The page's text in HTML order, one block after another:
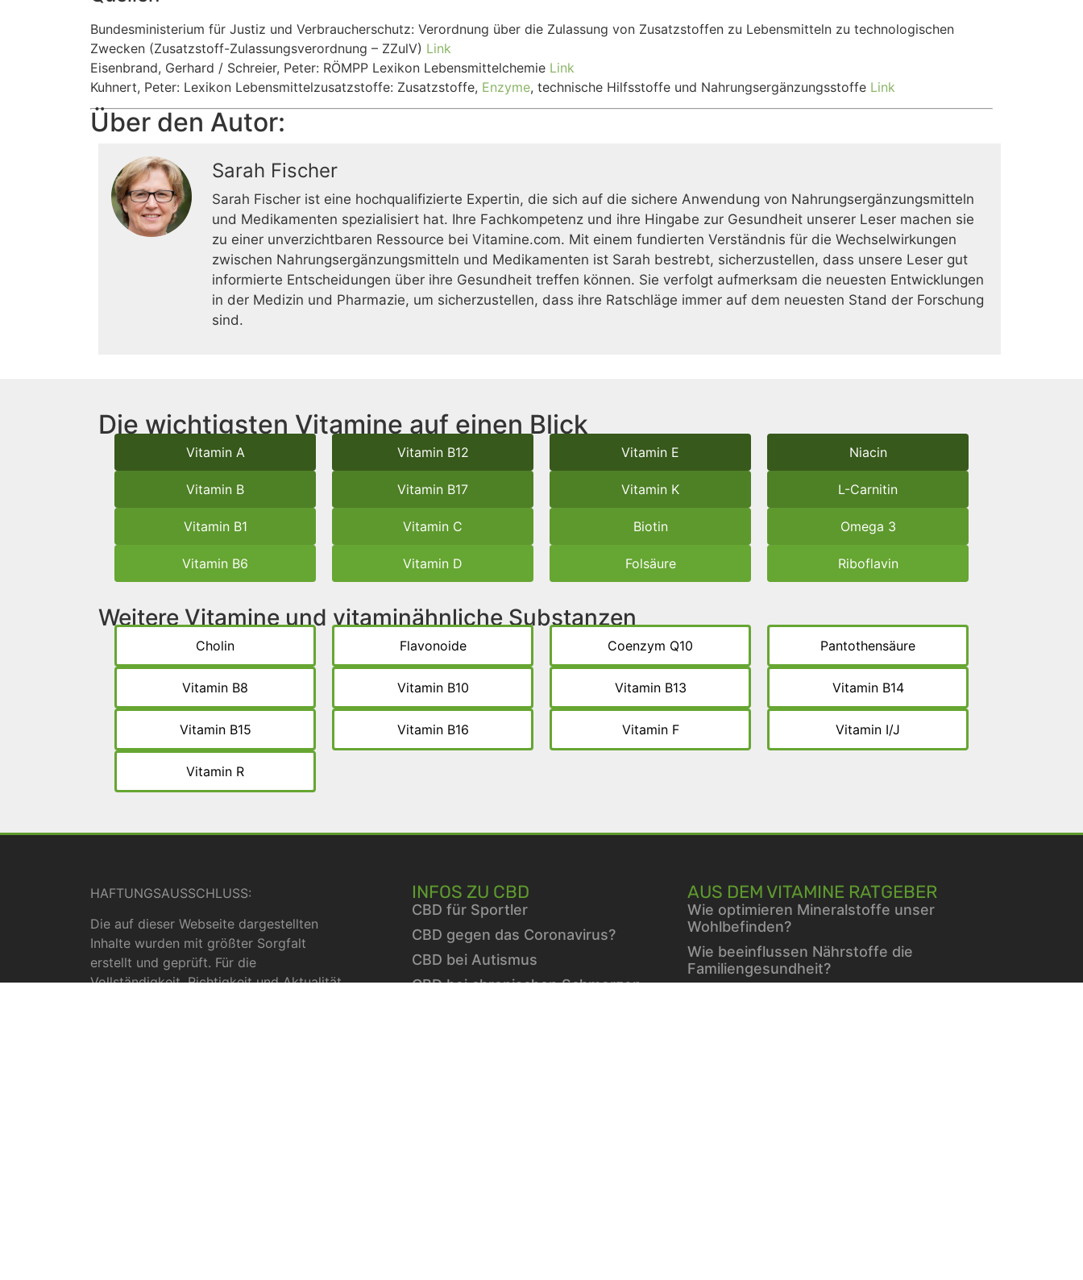
Bundesministerium für Justiz und Verbraucherschutz: Verordnung über die Zulassung von Zusatzstoffen zu Lebensmitteln zu technologischen
Zwecken (Zusatzstoff-Zulassungsverordnung – ZZulV) Link
Eisenbrand, Gerhard / Schreier, Peter: RÖMPP Lexikon Lebensmittelchemie Link
Kuhnert, Peter: Lexikon Lebensmittelzusatzstoffe: Zusatzstoffe, Enzyme, technische Hilfsstoffe und Nahrungsergänzungsstoffe Link
Über den Autor:
Sarah Fischer
Sarah Fischer ist eine hochqualifizierte Expertin, die sich auf die sichere Anwendung von Nahrungsergänzungsmitteln
und Medikamenten spezialisiert hat. Ihre Fachkompetenz und ihre Hingabe zur Gesundheit unserer Leser machen sie
zu einer unverzichtbaren Ressource bei Vitamine.com. Mit einem fundierten Verständnis für die Wechselwirkungen
zwischen Nahrungsergänzungsmitteln und Medikamenten ist Sarah bestrebt, sicherzustellen, dass unsere Leser gut
informierte Entscheidungen über ihre Gesundheit treffen können. Sie verfolgt aufmerksam die neuesten Entwicklungen
in der Medizin und Pharmazie, um sicherzustellen, dass ihre Ratschläge immer auf dem neuesten Stand der Forschung
sind.
Die wichtigsten Vitamine auf einen Blick
Vitamin A
Vitamin B
Vitamin B1
Vitamin B6
Vitamin B12
Vitamin B17
Vitamin C
Vitamin D
Vitamin E
Vitamin K
Biotin
Folsäure
Niacin
L-Carnitin
Omega 3
Riboflavin
Weitere Vitamine und vitaminähnliche Substanzen
Cholin
Vitamin B8
Vitamin B15
Vitamin R
Flavonoide
Vitamin B10
Vitamin B16
Coenzym Q10
Vitamin B13
Vitamin F
Pantothensäure
Vitamin B14
Vitamin I/J
HAFTUNGSAUSSCHLUSS:
Die auf dieser Webseite dargestellten
Inhalte wurden mit größter Sorgfalt
erstellt und geprüft. Für die
Vollständigkeit, Richtigkeit und Aktualität
INFOS ZU CBD
CBD für Sportler
CBD gegen das Coronavirus?
CBD bei Autismus
CBD bei chronischen Schmerzen
AUS DEM VITAMINE RATGEBER
Wie optimieren Mineralstoffe unser
Wohlbefinden?
Wie beeinflussen Nährstoffe die
Familiengesundheit?